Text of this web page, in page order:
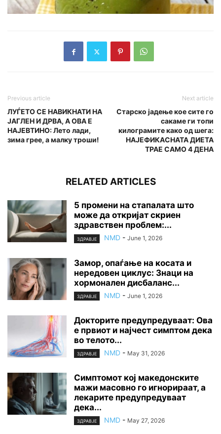
Previous article
ЛУЃЕТО СЕ НАВИКНАТИ НА
ЈАГЛЕН И ДРВА, А ОВА Е
НАЈЕВТИНО: Лето лади,
зима грее, а малку троши!
Next article
Старско јадење кое сите го
сакаме ги топи
килограмите како од шега:
НАЈЕФИКАСНАТА ДИЕТА
ТРАЕ САМО 4 ДЕНА
RELATED ARTICLES
5 промени на стапалата што
може да откријат скриен
здравствен проблем:...
ЗДРАВЈЕ NMD - June 1, 2026
Замор, опаѓање на косата и
нередовен циклус: Знаци на
хормонален дисбаланс...
ЗДРАВЈЕ NMD - June 1, 2026
Докторите предупредуваат: Ова
е првиот и најчест симптом дека
во телото...
ЗДРАВЈЕ NMD - May 31, 2026
Симптомот кој македонските
мажи масовно го игнорираат, а
лекарите предупредуваат
дека...
ЗДРАВЈЕ NMD - May 27, 2026